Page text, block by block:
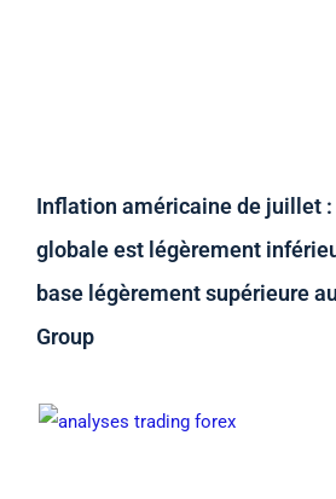
Inflation américaine de juillet :
globale est légèrement
base légèrement supérieure
Group